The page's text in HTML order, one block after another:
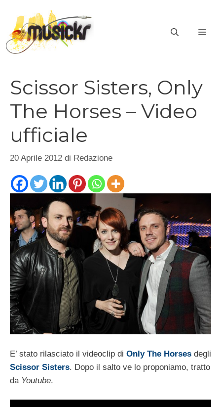
contenuto
Scissor Sisters, Only
The Horses – Video
ufficiale
20 Aprile 2012 di Redazione
E’ stato rilasciato il videoclip di Only The Horses degli
Scissor Sisters. Dopo il salto ve lo proponiamo, tratto
da Youtube.